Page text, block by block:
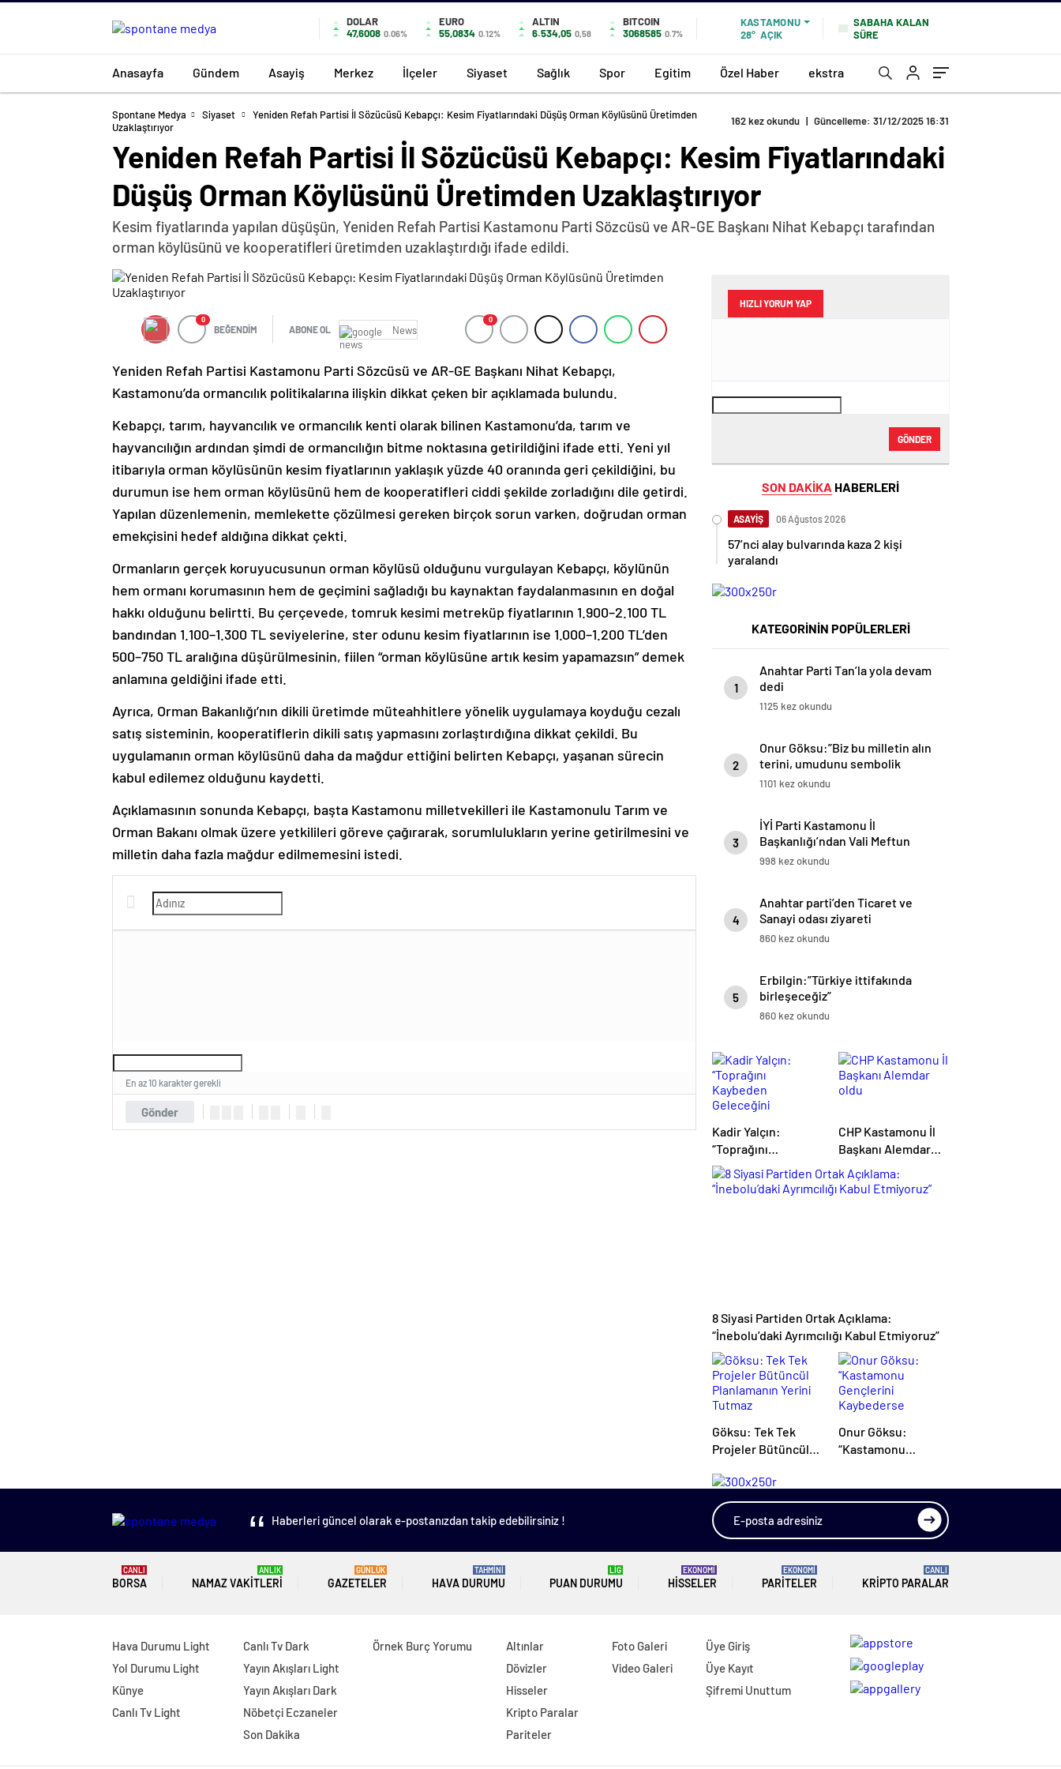
DOLAR
47,6008 0.06%
EURO
55,0834 0.12%
ALTIN
6.534,05 0,58
BITCOIN
3068585 0.7%
KASTAMONU
28° AÇIK
SABAHA KALAN
SÜRE
Anasayfa Gündem Asayiş Merkez İlçeler Siyaset Sağlık Spor Egitim Özel Haber ekstra
Spontane Medya Siyaset
Yeniden Refah Partisi İl Sözücüsü Kebapçı: Kesim Fiyatlarındaki Düşüş Orman Köylüsünü Üretimden
Uzaklaştırıyor
162 kez okundu | Güncelleme: 31/12/2025 16:31
Yeniden Refah Partisi İl Sözücüsü Kebapçı: Kesim Fiyatlarındaki
Düşüş Orman Köylüsünü Üretimden Uzaklaştırıyor
Kesim fiyatlarında yapılan düşüşün, Yeniden Refah Partisi Kastamonu Parti Sözcüsü ve AR-GE Başkanı Nihat Kebapçı tarafından
orman köylüsünü ve kooperatifleri üretimden uzaklaştırdığı ifade edildi.
0
BEĞENDİM ABONE OL News
0
Yeniden Refah Partisi Kastamonu Parti Sözcüsü ve AR-GE Başkanı Nihat Kebapçı,
Kastamonu’da ormancılık politikalarına ilişkin dikkat çeken bir açıklamada bulundu.
Kebapçı, tarım, hayvancılık ve ormancılık kenti olarak bilinen Kastamonu’da, tarım ve
hayvancılığın ardından şimdi de ormancılığın bitme noktasına getirildiğini ifade etti. Yeni yıl
itibarıyla orman köylüsünün kesim fiyatlarının yaklaşık yüzde 40 oranında geri çekildiğini, bu
durumun ise hem orman köylüsünü hem de kooperatifleri ciddi şekilde zorladığını dile getirdi.
Yapılan düzenlemenin, memlekette çözülmesi gereken birçok sorun varken, doğrudan orman
emekçisini hedef aldığına dikkat çekti.
Ormanların gerçek koruyucusunun orman köylüsü olduğunu vurgulayan Kebapçı, köylünün
hem ormanı korumasının hem de geçimini sağladığı bu kaynaktan faydalanmasının en doğal
hakkı olduğunu belirtti. Bu çerçevede, tomruk kesimi metreküp fiyatlarının 1.900–2.100 TL
bandından 1.100–1.300 TL seviyelerine, ster odunu kesim fiyatlarının ise 1.000–1.200 TL’den
500–750 TL aralığına düşürülmesinin, fiilen “orman köylüsüne artık kesim yapamazsın” demek
anlamına geldiğini ifade etti.
Ayrıca, Orman Bakanlığı’nın dikili üretimde müteahhitlere yönelik uygulamaya koyduğu cezalı
satış sisteminin, kooperatiflerin dikili satış yapmasını zorlaştırdığına dikkat çekildi. Bu
uygulamanın orman köylüsünü daha da mağdur ettiğini belirten Kebapçı, yaşanan sürecin
kabul edilemez olduğunu kaydetti.
Açıklamasının sonunda Kebapçı, başta Kastamonu milletvekilleri ile Kastamonulu Tarım ve
Orman Bakanı olmak üzere yetkilileri göreve çağırarak, sorumlulukların yerine getirilmesini ve
milletin daha fazla mağdur edilmemesini istedi.
Gönder
En az 10 karakter gerekli
HIZLI YORUM YAP
GÖNDER
SON DAKİKA HABERLERİ
ASAYİŞ 06 Ağustos 2026
57’nci alay bulvarında kaza 2 kişi
yaralandı
KATEGORİNİN POPÜLERLERİ
1
Anahtar Parti Tan’la yola devam
dedi
1125 kez okundu
2
Onur Göksu:”Biz bu milletin alın
terini, umudunu sembolik
rakamlarla tüketen anlayışa
1101 kez okundu
3
İYİ Parti Kastamonu İl
Başkanlığı’ndan Vali Meftun
Dallı’ya Ziyaret
998 kez okundu
4
Anahtar parti’den Ticaret ve
Sanayi odası ziyareti
860 kez okundu
5
Erbilgin:”Türkiye ittifakında
birleşeceğiz”
860 kez okundu
Kadir Yalçın:
“Toprağını
Kaybeden
Geleceğini
CHP Kastamonu İl
Başkanı Alemdar
oldu
8 Siyasi Partiden Ortak Açıklama:
“İnebolu’daki Ayrımcılığı Kabul Etmiyoruz”
Göksu: Tek Tek
Projeler Bütüncül
Tutmaz
Onur Göksu:
“Kastamonu
Geleceğini
Haberleri güncel olarak e-postanızdan takip edebilirsiniz !
BORSA
CANLI
NAMAZ VAKITLERI
ANLIK
GAZETELER
GÜNLÜK
HAVA DURUMU
TAHMİNİ
PUAN DURUMU
LİG
HISSELER
EKONOMİ
PARITELER
EKONOMİ
KRIPTO PARALAR
CANLI
Hava Durumu Light
Yol Durumu Light
Künye
Canlı Tv Light
Canlı Tv Dark
Yayın Akışları Light
Yayın Akışları Dark
Nöbetçi Eczaneler
Son Dakika
Örnek Burç Yorumu
Altınlar
Dövizler
Hisseler
Kripto Paralar
Pariteler
Foto Galeri
Video Galeri
Üye Giriş
Üye Kayıt
Şifremi Unuttum